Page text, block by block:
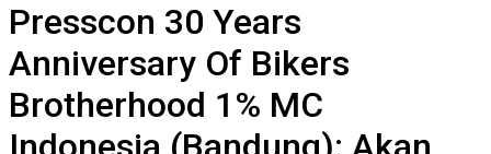
Presscon 30 Years
Anniversary Of Bikers
Brotherhood 1% MC